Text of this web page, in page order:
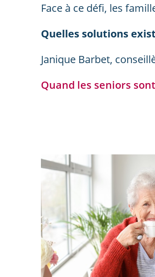
Face à ce défi, les
Quelles solutions
Janique Barbet,
Quand les seniors